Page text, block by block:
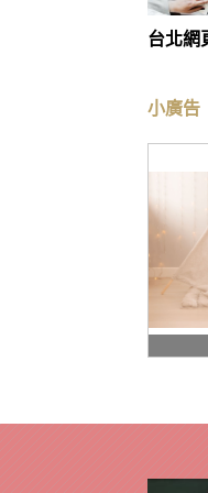
小廣告